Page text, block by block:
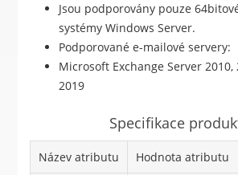
Jsou podporovány pouze
systémy Windows Server.
Podporované e-mailové servery:
Microsoft Exchange Server 2010,
2019
Specifikace
Název atributu Hodnota atributu